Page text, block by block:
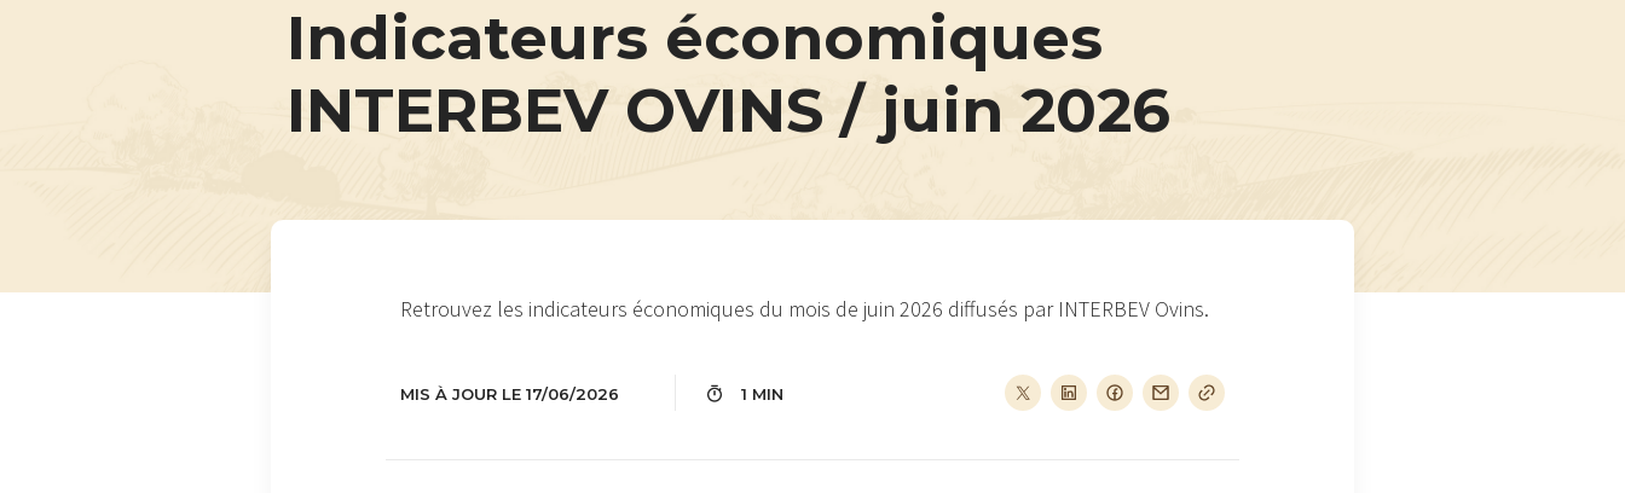
Indicateurs économiques
INTERBEV OVINS / juin 2026
Retrouvez les indicateurs économiques du mois de juin 2026 diffusés par INTERBEV Ovins.
MIS À JOUR LE 17/06/2026 1 MIN